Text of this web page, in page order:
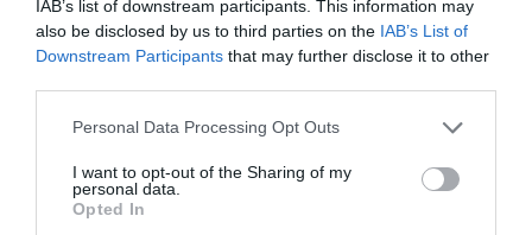
IAB’s list of downstream participants. This information may
also be disclosed by us to third parties on the IAB’s List of
Downstream Participants that may further disclose it to other
Please note that this website/app uses one or more Google
not limited to your visit or usage behaviour. You may click to
grant or deny consent to Google and its third-party tags to
use your data for below specified purposes in below Google
Personal Data Processing Opt Outs
I want to opt-out of the Sharing of my
personal data.
Opted In